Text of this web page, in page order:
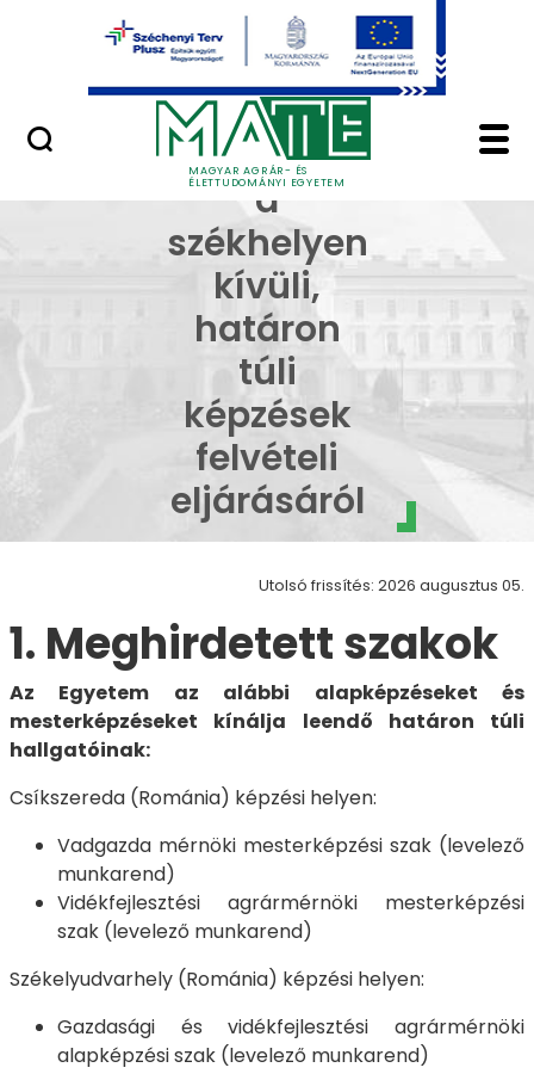
Ugrás a fő tartalomhoz
MAGYAR AGRÁR- ÉS
ÉLETTUDOMÁNYI EGYETEM
Minőségügy
Határon túli
Tájékoztató
a
székhelyen
kívüli,
határon
túli
képzések
felvételi
eljárásáról
Utolsó frissítés: 2026 augusztus 05.
1. Meghirdetett szakok
Az Egyetem az alábbi alapképzéseket és
mesterképzéseket kínálja leendő határon túli
hallgatóinak:
Csíkszereda (Románia) képzési helyen:
Vadgazda mérnöki mesterképzési szak (levelező
munkarend)
Vidékfejlesztési agrármérnöki mesterképzési
szak (levelező munkarend)
Székelyudvarhely (Románia) képzési helyen:
Gazdasági és vidékfejlesztési agrármérnöki
alapképzési szak (levelező munkarend)